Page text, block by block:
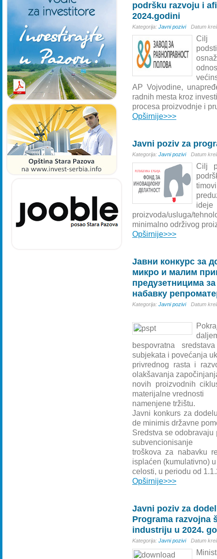
podršku razvoju i
2024.godini
Kategorija: Javni pozivi Datum
Cilj
AP Vojvodine,
radnih mesta kroz
procesa proizvodnje i
Opširnije>>>
Javni poziv za
Kategorija: Javni pozivi Datum
Cilj
proizvoda/usluga/
minimalno održivog
Opširnije>>>
Јавни конкурс за
микро и малим
предузетницима
набавку
Kategorija: Javni pozivi Datum
bespovratna
subjekata i povećanja
privrednog rasta i
olakšavanja
novih proizvodnih
materijalne vrednosti
namenjene tržištu.
Javni konkurs za
de minimis državne
Sredstva se
subvencionisanje
troškova za nabavku
isplaćen (kumulativno) u
celosti, u periodu od
Opširnije>>>
Javni poziv za
Programa razvojna
industriju u 2024.
Kategorija: Javni pozivi Datum